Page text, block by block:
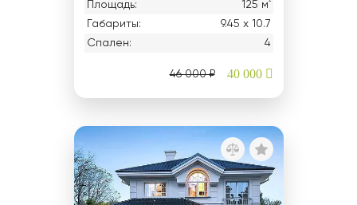
Площадь: 125 м
Габариты:
9.45 х 10.7
Спален:
4
46 000 ₽ 40 000